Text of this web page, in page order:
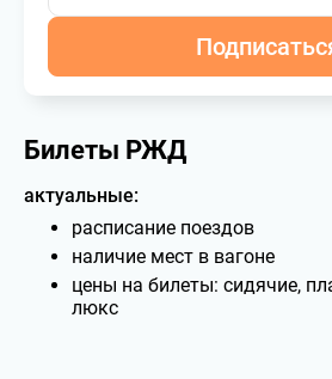
Билеты РЖД
актуальные:
расписание поездов
наличие мест в вагоне
цены на билеты: сидячие,
люкс